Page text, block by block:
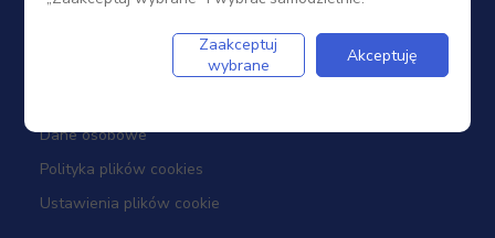
Dane osobowe
Polityka plików cookies
Ustawienia plików cookie
Zaakceptuj
wybrane
Akceptuję